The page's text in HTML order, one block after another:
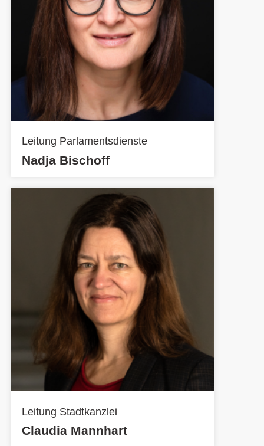
Leitung Parlamentsdienste
Nadja Bischoff
Leitung Stadtkanzlei
Claudia Mannhart